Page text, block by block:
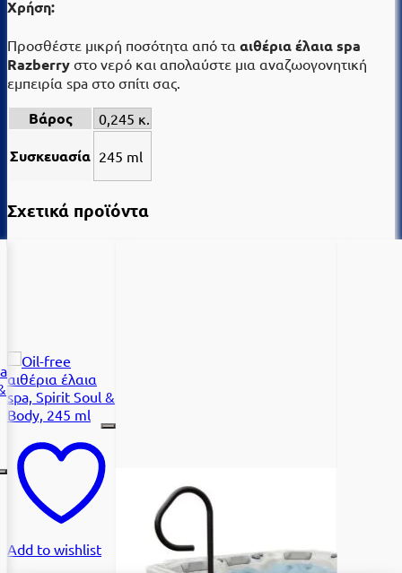
Χρήση:
Προσθέστε μικρή ποσότητα από τα αιθέρια έλαια spa
Razberry στο νερό και απολαύστε μια αναζωογονητική
εμπειρία spa στο σπίτι σας.
Βάρος 0,245 κ.
Συσκευασία 245 ml
Σχετικά προϊόντα
Add to wishlist